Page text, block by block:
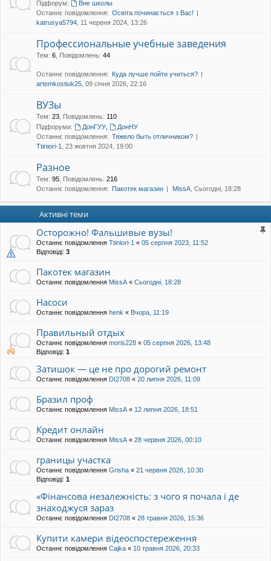
уп
Підфорум:
Вне школы
Останнє повідомлення: Освіта починається з Вас!
katrusya5794 , 11 червня 2024, 13:26
Профессиональные учебные заведения
Тем: 6 Повідомлень: 44
Останнє повідомлення: Куда лучше пойти учиться?
artemkostiuk25 , 09 січня 2026, 22:16
ВУЗы
Тем: 23 Повідомлень: 110
Підфоруми:
ДонГУУ,
ДонНУ
Останнє повідомлення: Тяжело быть отличником?
Ttiniori-1
, 23 жовтня 2024, 19:00
Разное
Тем: 95 Повідомлень: 216
Останнє повідомлення: Пакотек магазин MissA , Сьогодні, 18:28
Активні теми
Осторожно! Фальшивые вузы!
Останнє повідомлення Ttiniori-1 « 05 серпня 2023, 11:52
Відповіді: 3
Пакотек магазин
Останнє повідомлення MissA « Сьогодні, 18:28
Насоси
Останнє повідомлення henk « Вчора, 11:19
Правильный отдых
Останнє повідомлення moris228 « 05 серпня 2026, 13:48
Відповіді: 1
Затишок — це не про дорогий ремонт
Останнє повідомлення DI2708 « 20 липня 2026, 11:09
Бразил проф
Останнє повідомлення MissA « 12 липня 2026, 18:51
Кредит онлайн
Останнє повідомлення MissA « 28 червня 2026, 00:10
границы участка
Останнє повідомлення Grisha « 21 червня 2026, 10:30
Відповіді: 1
«Фінансова незалежність: з чого я почала і де
знаходжуся зараз
Останнє повідомлення DI2708 « 28 травня 2026, 15:36
Купити камери відеоспостереження
Останнє повідомлення Cajka « 10 травня 2026, 20:33